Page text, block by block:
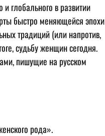
глобального в развитии
быстро меняющейся эпохи
традиций (или напротив,
судьбу женщин сегодня.
пишущие на русском
рода».